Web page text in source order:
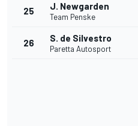
25 J. Newgarden
Team Penske
26 S. de Silvestro
Paretta Autosport